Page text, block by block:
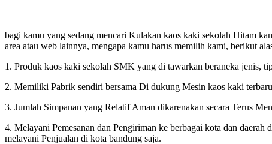
bagi kamu yang sedang mencari Kulakan kaos kaki sekolah Hitam
area atau web lainnya, mengapa kamu harus memilih kami, berikut
1. Produk kaos kaki sekolah SMK yang di tawarkan beraneka jenis,
2. Memiliki Pabrik sendiri bersama Di dukung Mesin kaos kaki
3. Jumlah Simpanan yang Relatif Aman dikarenakan secara Terus
4. Melayani Pemesanan dan Pengiriman ke berbagai kota dan
melayani Penjualan di kota bandung saja.